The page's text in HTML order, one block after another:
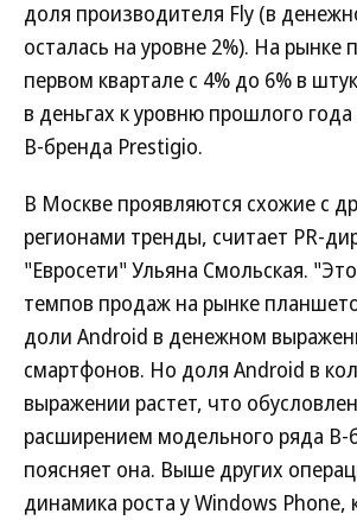
доля производителя Fly (в
осталась на уровне 2%). На рынке
первом квартале с 4% до 6% в
в деньгах к уровню прошлого
B-бренда Prestigio.
В Москве проявляются схожие с
регионами тренды, считает PR-
"Евросети" Ульяна Смольская.
темпов продаж на рынке
доли Android в денежном
смартфонов. Но доля Android в
выражении растет, что
расширением модельного ряда
поясняет она. Выше других
динамика роста у Windows Phone,